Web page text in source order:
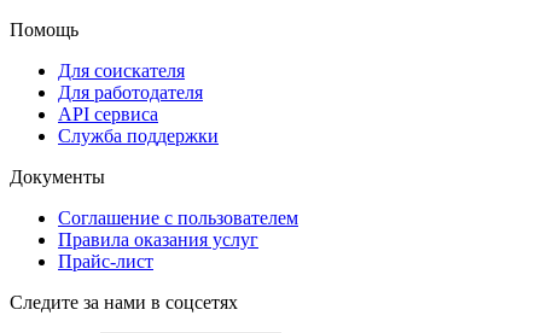
Помощь
Для соискателя
Для работодателя
API сервиса
Служба поддержки
Документы
Соглашение с пользователем
Правила оказания услуг
Прайс-лист
Следите за нами в соцсетях